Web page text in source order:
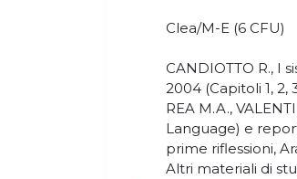
Clea/M-E (6 CFU)
CANDIOTTO R., I
2004 (Capitoli 1, 2,
REA M.A.,
Language) e
prime riflessioni,
Altri materiali di